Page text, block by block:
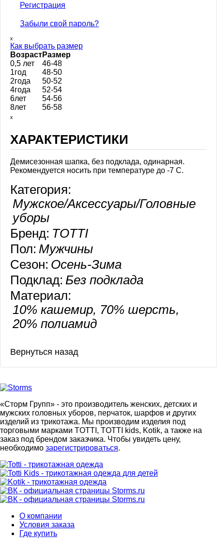
Регистрация
Забыли свой пароль?
ₓ
Как выбрать размер
ВозрастРазмер
0,5 лет
46-48
1год
48-50
2года
50-52
4года
52-54
6лет
54-56
8лет
56-58
ₓ
ХАРАКТЕРИСТИКИ
Демисезонная шапка, без подклада, одинарная.
Рекомендуется носить при температуре до -7 С.
Категория:
Мужское/Аксессуары/Головные
уборы
Бренд: TOTTI
Пол: Мужчины
Сезон: Осень-Зима
Подклад: Без подклада
Материал:
10% кашемир, 70% шерсть,
20% полиамид
«Сторм Групп» - это производитель женских, детских и
мужских головных уборов, перчаток, шарфов и других
изделий из трикотажа. Мы производим изделия под
торговыми марками TOTTI, TOTTI kids, Kotik, а также на
заказ под брендом заказчика. Чтобы увидеть цену,
необходимо зарегистрироваться.
О компании
Условия заказа
Где купить